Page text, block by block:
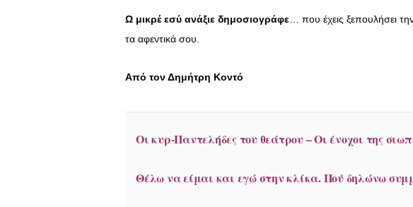
Ω μικρέ εσύ ανάξιε δημοσιογράφε… που έχεις ξεπουλήσει
τα αφεντικά σου.
Από τον Δημήτρη Κοντό
Οι κυρ-Παντελήδες του θεάτρου – Οι ένοχοι της
Θέλω να είμαι και εγώ στην κλίκα. Πού δηλώνω